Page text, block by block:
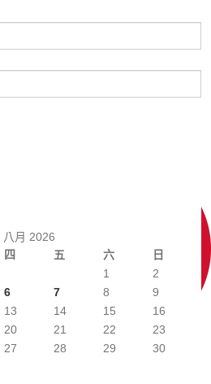
八月 2026
四 五 六 日
1
2
6 7 8
9
13 14 15
16
20 21 22
23
27 28 29
30